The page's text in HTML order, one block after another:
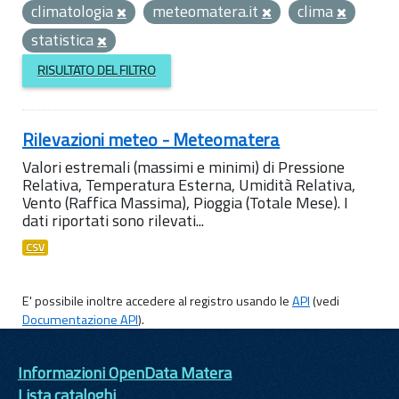
climatologia
meteomatera.it
clima
statistica
RISULTATO DEL FILTRO
Rilevazioni meteo - Meteomatera
Valori estremali (massimi e minimi) di Pressione
Relativa, Temperatura Esterna, Umidità Relativa,
Vento (Raffica Massima), Pioggia (Totale Mese). I
dati riportati sono rilevati...
CSV
E' possibile inoltre accedere al registro usando leAPI(vedi
Documentazione API).
Informazioni OpenData Matera